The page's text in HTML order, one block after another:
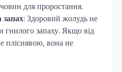
для проростання.
запах: Здоровий жолудь не
гнилого запаху. Якщо від
пліснявою, вона не